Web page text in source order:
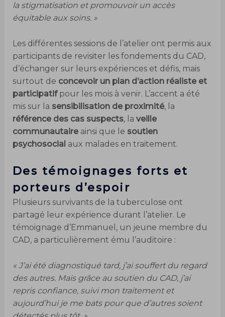
la stigmatisation et promouvoir un accès
équitable aux soins. »
Les différentes sessions de l’atelier ont permis aux
participants de revisiter les fondements du CAD,
d’échanger sur leurs expériences et défis, mais
surtout de concevoir un plan d’action réaliste et
participatifpour les mois à venir. L’accent a été
mis sur la sensibilisation de proximité, la
référence des cas suspects, la veille
communautaireainsi que le soutien
psychosocial aux malades en traitement.
Des témoignages forts et
porteurs d’espoir
Plusieurs survivants de la tuberculose ont
partagé leur expérience durant l’atelier. Le
témoignage d’Emmanuel, un jeune membre du
CAD, a particulièrement ému l’auditoire :
« J’ai été diagnostiqué tard, j’ai souffert du regard
des autres. Mais grâce au soutien du CAD, j’ai
repris confiance, suivi mon traitement et
aujourd’hui je me bats pour que d’autres soient